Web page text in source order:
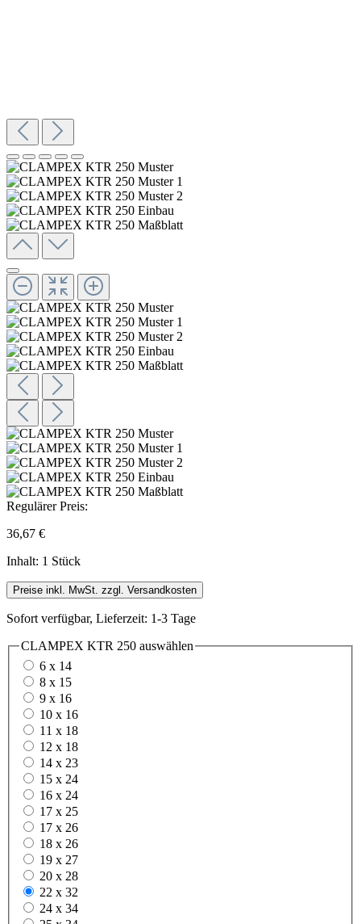
Regulärer Preis:
36,67 €
Inhalt: 1 Stück
Preise inkl. MwSt. zzgl. Versandkosten
Sofort verfügbar, Lieferzeit: 1-3 Tage
CLAMPEX KTR 250 auswählen
6 x 14
8 x 15
9 x 16
10 x 16
11 x 18
12 x 18
14 x 23
15 x 24
16 x 24
17 x 25
17 x 26
18 x 26
19 x 27
20 x 28
22 x 32
24 x 34